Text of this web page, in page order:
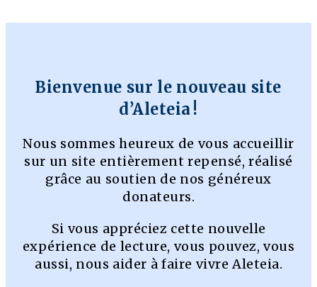
Bienvenue sur le nouveau site
d’Aleteia !
Nous sommes heureux de vous accueillir
sur un site entièrement repensé, réalisé
grâce au soutien de nos généreux
donateurs.
Si vous appréciez cette nouvelle
expérience de lecture, vous pouvez, vous
aussi, nous aider à faire vivre Aleteia.